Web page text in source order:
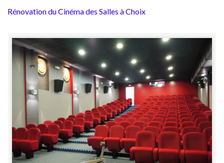
Rénovation du Cinéma des Salles à Choix